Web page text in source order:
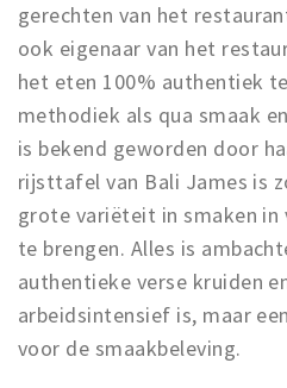
gerechten van het
ook eigenaar van het
het eten 100% authentiek
methodiek als qua smaak
is bekend geworden door
rijsttafel van Bali James is
grote variëteit in smaken in
te brengen. Alles is
authentieke verse kruiden
arbeidsintensief is, maar
voor de smaakbeleving.